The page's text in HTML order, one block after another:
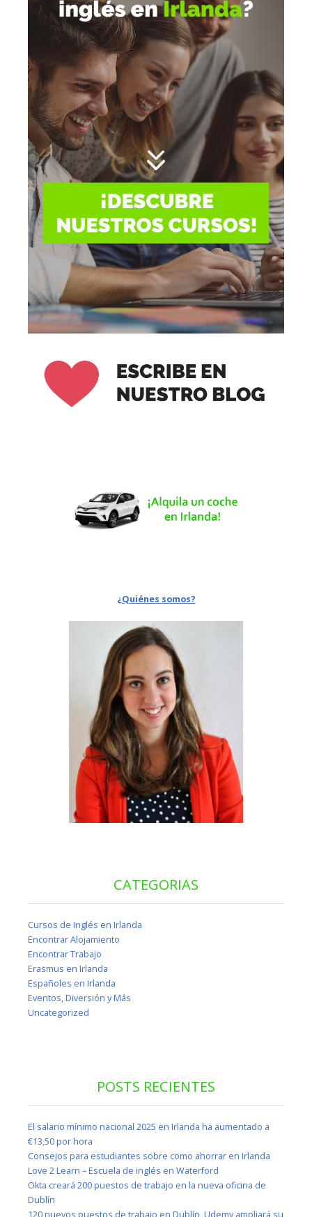
¿Quiénes somos?
CATEGORIAS
Cursos de Inglés en Irlanda
Encontrar Alojamiento
Encontrar Trabajo
Erasmus en Irlanda
Españoles en Irlanda
Eventos, Diversión y Más
Uncategorized
POSTS RECIENTES
El salario mínimo nacional 2025 en Irlanda ha aumentado a
€13,50 por hora
Consejos para estudiantes sobre como ahorrar en Irlanda
Love 2 Learn – Escuela de inglés en Waterford
Okta creará 200 puestos de trabajo en la nueva oficina de
Dublín
120 nuevos puestos de trabajo en Dublín, Udemy ampliará su